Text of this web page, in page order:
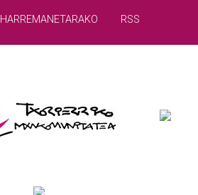
HARREMANETARAKO RSS